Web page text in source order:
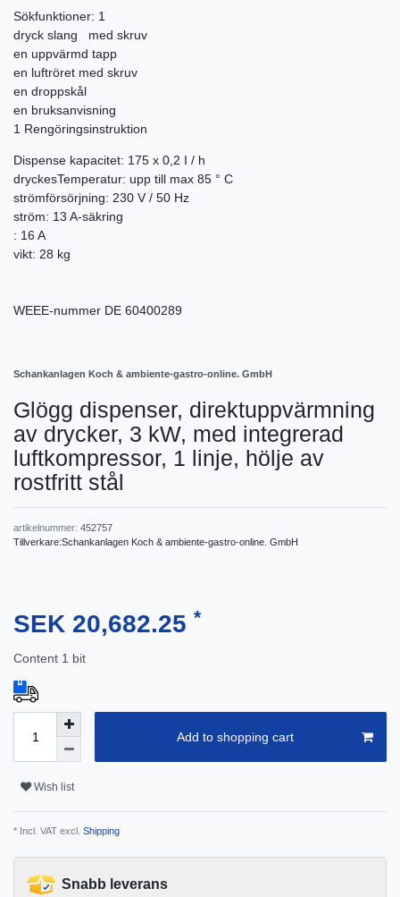
Sökfunktioner: 1
dryck slang med skruv
en uppvärmd tapp
en luftröret med skruv
en droppskål
en bruksanvisning
1 Rengöringsinstruktion
Dispense kapacitet: 175 x 0,2 I / h
dryckesTemperatur: upp till max 85 ° C
strömförsörjning: 230 V / 50 Hz
ström: 13 A-säkring
: 16 A
vikt: 28 kg
WEEE-nummer DE 60400289
Schankanlagen Koch & ambiente-gastro-online. GmbH
Glögg dispenser, direktuppvärmning
av drycker, 3 kW, med integrerad
luftkompressor, 1 linje, hölje av
rostfritt stål
artikelnummer: 452757
Tillverkare:Schankanlagen Koch & ambiente-gastro-online. GmbH
SEK 20,682.25 *
Content 1 bit
Add to shopping cart
Wish list
* Incl. VAT excl. Shipping
Snabb leverans